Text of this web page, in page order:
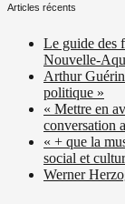
Articles récents
Le guide des
Nouvelle-
Arthur
politique »
« Mettre en
conversation
« + que la
social et
Werner